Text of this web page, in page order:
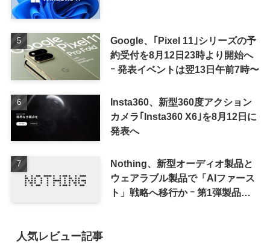
Google、｢Pixel 11｣シリーズの予
約受付を8月12日23時より開始へ
ｰ 発表イベントは翌13日午前7時〜
Insta360、新型360度アクション
カメラ｢Insta360 X6｣を8月12日に
発表へ
Nothing、新型オーディオ製品と
ウェアラブル製品で「AIファース
ト」戦略へ移行か ｰ 第1弾製品は
人気レビュー記事